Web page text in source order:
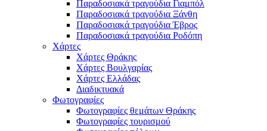
Παραδοσιακά τραγούδια Γιαμπόλ
Παραδοσιακά τραγούδια Ξάνθη
Παραδοσιακά τραγούδια Έβρος
Παραδοσιακά τραγούδια Ροδόπη
Χάρτες
Χάρτες Θράκης
Χάρτες Βουλγαρίας
Χάρτες Ελλάδας
Διαδικτυακά
Φωτογραφίες
Φωτογραφίες θεμάτων Θράκης
Φωτογραφίες τουρισμού